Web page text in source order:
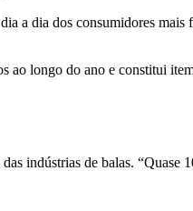
a dia dos consumidores
ao longo do ano e constitui
indústrias de balas. “Quase